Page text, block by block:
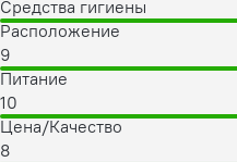
Средства гигиены
Расположение
9
Питание
10
Цена/Качество
8